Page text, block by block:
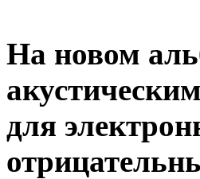
На новом
для